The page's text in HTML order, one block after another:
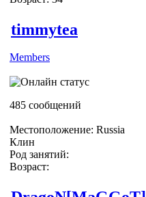
timmytea
Members
485 сообщений
Местоположение: Russia
Клин
Род занятий:
Возраст: